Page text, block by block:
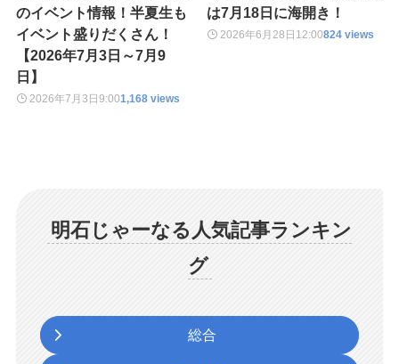
のイベント情報！半夏生も
イベント盛りだくさん！
【2026年7月3日～7月9
日】
2026年7月3日 9:001,168 views
は7月18日に海開き！
2026年6月28日 12:00824 views
明石じゃーなる人気記事ランキン
グ
総合